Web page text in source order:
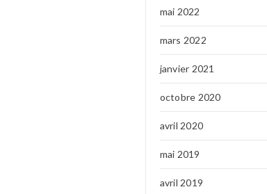
mai 2022
mars 2022
janvier 2021
octobre 2020
avril 2020
mai 2019
avril 2019